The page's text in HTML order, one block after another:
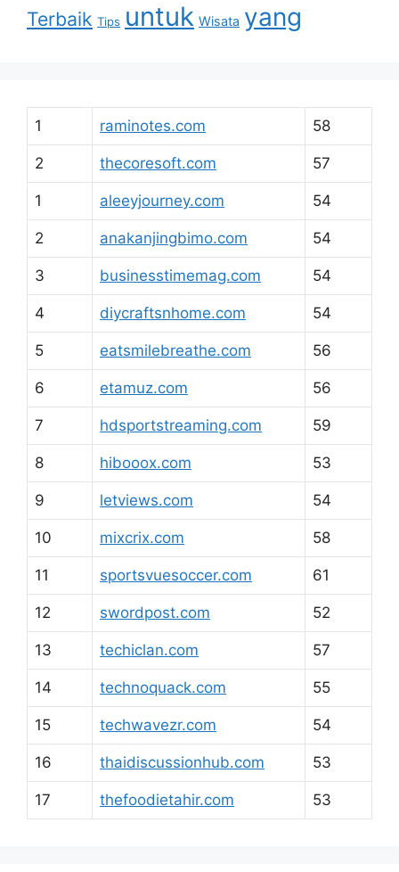
Terbaik Tips untuk Wisata yang
1 raminotes.com 58
2 thecoresoft.com 57
1 aleeyjourney.com 54
2 anakanjingbimo.com 54
3 businesstimemag.com 54
4 diycraftsnhome.com 54
5 eatsmilebreathe.com 56
6 etamuz.com 56
7 hdsportstreaming.com 59
8 hibooox.com 53
9 letviews.com 54
10 mixcrix.com 58
11 sportsvuesoccer.com 61
12 swordpost.com 52
13 techiclan.com 57
14 technoquack.com 55
15 techwavezr.com 54
16 thaidiscussionhub.com 53
17 thefoodietahir.com 53